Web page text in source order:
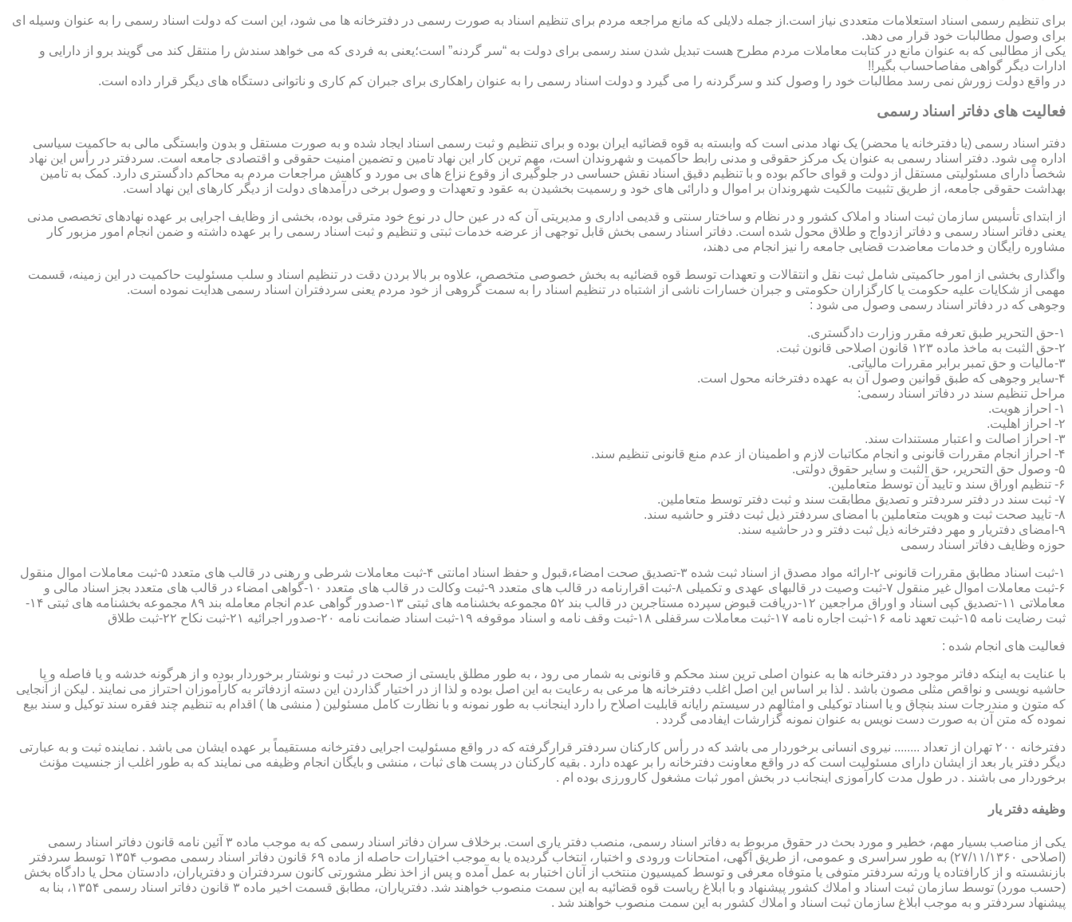
برای تنظیم رسمی اسناد استعلامات متعددی نیاز است.از جمله دلایلی که مانع مراجعه مردم برای تنظیم اسناد به صورت رسمی در دفترخانه ها می شود، این است که دولت اسناد رسمی را به عنوان وسیله ای
برای وصول مطالبات خود قرار می دهد.
یکی از مطالبی که به عنوان مانع در کتابت معاملات مردم مطرح هست تبدیل شدن سند رسمی برای دولت به “سر گردنه” است؛یعنی به فردی که می خواهد سندش را منتقل کند می گویند برو از دارایی و
ادارات دیگر گواهی مفاصاحساب بگیر!!
در واقع دولت زورش نمی رسد مطالبات خود را وصول کند و سرگردنه را می گیرد و دولت اسناد رسمی را به عنوان راهکاری برای جبران کم کاری و ناتوانی دستگاه های دیگر قرار داده است.
فعالیت های دفاتر اسناد رسمی
دفتر اسناد رسمی (یا دفترخانه یا محضر) یک نهاد مدنی است که وابسته به قوه قضائیه ایران بوده و برای تنظیم و ثبت رسمی اسناد ایجاد شده و به صورت مستقل و بدون وابستگی مالی به حاکمیت سیاسی
اداره می شود. دفتر اسناد رسمی به عنوان یک مرکز حقوقی و مدنی رابط حاکمیت و شهروندان است، مهم ترین کار این نهاد تامین و تضمین امنیت حقوقی و اقتصادی جامعه است. سردفتر در رأس این نهاد
شخصاً دارای مسئولیتی مستقل از دولت و قوای حاکم بوده و با تنظیم دقیق اسناد نقش حساسی در جلوگیری از وقوع نزاع های بی مورد و کاهش مراجعات مردم به محاکم دادگستری دارد. کمک به تامین
بهداشت حقوقی جامعه، از طریق تثبیت مالکیت شهروندان بر اموال و دارائی های خود و رسمیت بخشیدن به عقود و تعهدات و وصول برخی درآمدهای دولت از دیگر کارهای این نهاد است.
از ابتدای تأسیس سازمان ثبت اسناد و املاک کشور و در نظام و ساختار سنتی و قدیمی اداری و مدیریتی آن که در عین حال در نوع خود مترقی بوده، بخشی از وظایف اجرایی بر عهده نهادهای تخصصی مدنی
یعنی دفاتر اسناد رسمی و دفاتر ازدواج و طلاق محول شده است. دفاتر اسناد رسمی بخش قابل توجهی از عرضه خدمات ثبتی و تنظیم و ثبت اسناد رسمی را بر عهده داشته و ضمن انجام امور مزبور کار
مشاوره رایگان و خدمات معاضدت قضایی جامعه را نیز انجام می دهند،
واگذاری بخشی از امور حاکمیتی شامل ثبت نقل و انتقالات و تعهدات توسط قوه قضائیه به بخش خصوصی متخصص، علاوه بر بالا بردن دقت در تنظیم اسناد و سلب مسئولیت حاکمیت در این زمینه، قسمت
مهمی از شکایات علیه حکومت یا کارگزاران حکومتی و جبران خسارات ناشی از اشتباه در تنظیم اسناد را به سمت گروهی از خود مردم یعنی سردفتران اسناد رسمی هدایت نموده است.
وجوهی که در دفاتر اسناد رسمی وصول می شود :
۱-حق التحریر طبق تعرفه مقرر وزارت دادگستری.
۲-حق الثبت به ماخذ ماده ۱۲۳ قانون اصلاحی قانون ثبت.
۳-مالیات و حق تمبر برابر مقررات مالیاتی.
۴-سایر وجوهی که طبق قوانین وصول آن به عهده دفترخانه محول است.
مراحل تنظیم سند در دفاتر اسناد رسمی:
۱- احراز هویت.
۲- احراز اهلیت.
۳- احراز اصالت و اعتبار مستندات سند.
۴- احراز انجام مقررات قانونی و انجام مکاتبات لازم و اطمینان از عدم منع قانونی تنظیم سند.
۵- وصول حق التحریر، حق الثبت و سایر حقوق دولتی.
۶- تنظیم اوراق سند و تایید آن توسط متعاملین.
۷- ثبت سند در دفتر سردفتر و تصدیق مطابقت سند و ثبت دفتر توسط متعاملین.
۸- تایید صحت ثبت و هویت متعاملین با امضای سردفتر ذیل ثبت دفتر و حاشیه سند.
۹-امضای دفتریار و مهر دفترخانه ذیل ثبت دفتر و در حاشیه سند.
حوزه وظایف دفاتر اسناد رسمی
۱-ثبت اسناد مطابق مقررات قانونی ۲-ارائه مواد مصدق از اسناد ثبت شده ۳-تصدیق صحت امضاء،قبول و حفظ اسناد امانتی ۴-ثبت معاملات شرطی و رهنی در قالب های متعدد ۵-ثبت معاملات اموال منقول
۶-ثبت معاملات اموال غیر منقول ۷-ثبت وصیت در قالبهای عهدی و تکمیلی ۸-ثبت اقرارنامه در قالب های متعدد ۹-ثبت وکالت در قالب های متعدد ۱۰-گواهی امضاء در قالب های متعدد بجز اسناد مالی و
معاملاتی ۱۱-تصدیق کپی اسناد و اوراق مراجعین ۱۲-دریافت قبوض سپرده مستاجرین در قالب بند ۵۲ مجموعه بخشنامه های ثبتی ۱۳-صدور گواهی عدم انجام معامله بند ۸۹ مجموعه بخشنامه های ثبتی ۱۴-
ثبت رضایت نامه ۱۵-ثبت تعهد نامه ۱۶-ثبت اجاره نامه ۱۷-ثبت معاملات سرقفلی ۱۸-ثبت وقف نامه و اسناد موقوفه ۱۹-ثبت اسناد ضمانت نامه ۲۰-صدور اجرائیه ۲۱-ثبت نکاح ۲۲-ثبت طلاق
فعالیت های انجام شده :
با عنایت به اینکه دفاتر موجود در دفترخانه ها به عنوان اصلی ترین سند محکم و قانونی به شمار می رود ، به طور مطلق بایستی از صحت در ثبت و نوشتار برخوردار بوده و از هرگونه خدشه و یا فاصله و یا
حاشیه نویسی و نواقص مثلی مصون باشد . لذا بر اساس این اصل اغلب دفترخانه ها مرعی به رعایت به این اصل بوده و لذا از در اختیار گذاردن این دسته ازدفاتر به کارآموزان احتراز می نمایند . لیکن از آنجایی
که متون و مندرجات سند بنچاق و یا اسناد توکیلی و امثالهم در سیستم رایانه قابلیت اصلاح را دارد اینجانب به طور نمونه و با نظارت کامل مسئولین ( منشی ها ) اقدام به تنظیم چند فقره سند توکیل و سند بیع
نموده که متن آن به صورت دست نویس به عنوان نمونه گزارشات ایفادمی گردد .
دفترخانه ۲۰۰ تهران از تعداد ........ نیروی انسانی برخوردار می باشد که در رأس کارکنان سردفتر قرارگرفته که در واقع مسئولیت اجرایی دفترخانه مستقیماً بر عهده ایشان می باشد . نماینده ثبت و به عبارتی
دیگر دفتر یار بعد از ایشان دارای مسئولیت است که در واقع معاونت دفترخانه را بر عهده دارد . بقیه کارکنان در پست های ثبات ، منشی و بایگان انجام وظیفه می نمایند که به طور اغلب از جنسیت مؤنث
برخوردار می باشند . در طول مدت کارآموزی اینجانب در بخش امور ثبات مشغول کارورزی بوده ام .
وظیفه دفتر یار
یكی از مناصب بسیار مهم، خطیر و مورد بحث در حقوق مربوط به دفاتر اسناد رسمی، منصب دفتر یاری است. برخلاف سران دفاتر اسناد رسمی كه به موجب ماده ۳ آئین نامه قانون دفاتر اسناد رسمی
(اصلاحی ۲۷/۱۱/۱۳۶۰) به طور سراسری و عمومی، از طریق آگهی، امتحانات ورودی و اختبار، انتخاب گردیده یا به موجب اختیارات حاصله از ماده ۶۹ قانون دفاتر اسناد رسمی مصوب ۱۳۵۴ توسط سردفتر
بازنشسته و از كارافتاده یا ورثه سردفتر متوفی یا متوفاه معرفی و توسط كمیسیون منتخب از آنان اختبار به عمل آمده و پس از اخذ نظر مشورتی كانون سردفتران و دفتریاران، دادستان محل یا دادگاه بخش
(حسب مورد) توسط سازمان ثبت اسناد و املاك كشور پیشنهاد و با ابلاغ ریاست قوه قضائیه به این سمت منصوب خواهند شد. دفتریاران، مطابق قسمت اخیر ماده ۳ قانون دفاتر اسناد رسمی ۱۳۵۴، بنا به
پیشنهاد سردفتر و به موجب ابلاغ سازمان ثبت اسناد و املاك كشور به این سمت منصوب خواهند شد .